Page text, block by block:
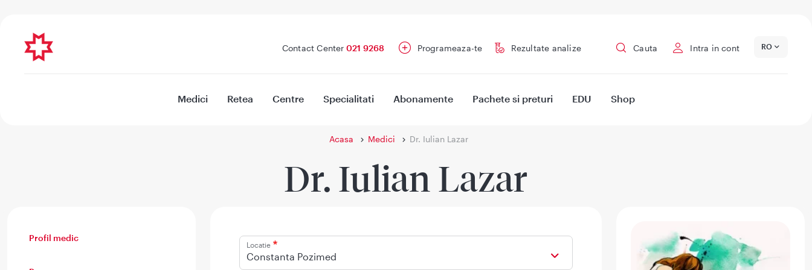
Contact Center 021 9268 Programeaza-te Rezultate analize Cauta Intra in cont RO
Medici Retea Centre Specialitati Abonamente Pachete si preturi EDU Shop
Acasa Medici Dr. Iulian Lazar
Dr. Iulian Lazar
Profil medic
Locatie
Constanta Pozimed